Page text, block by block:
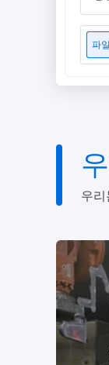
파
우리